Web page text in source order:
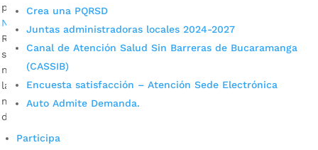
Crea una PQRSD
Juntas administradoras locales 2024-2027
Canal de Atención Salud Sin Barreras de Bucaramanga
(CASSIB)
Encuesta satisfacción – Atención Sede Electrónica
Auto Admite Demanda.
Participa
por Daniel Leonardo Quintero Duarte
Noticias
Restricción nocturna del parrillero en moto en algunos
sectores, reducción de los horarios de establecimientos
nocturnos y recompensas por información que conduzca a
la captura de los delincuentes más buscados, entre otras
medidas, hacen parte de los anuncios realizados en el
desarrollo del Consejo de Seguridad Metropolitano.